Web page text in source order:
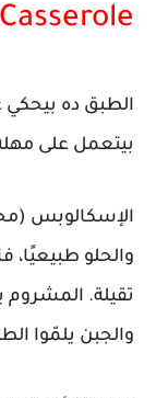
Casserole
الطبق ده بيحكي
بيتعمل على
الإسكالوبس
والحلو طبيعيًا،
تقيلة. المشروم
والجبن يلمّوا